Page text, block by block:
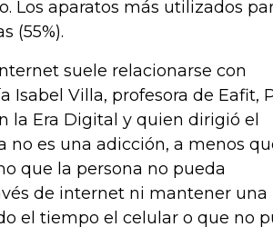
Los aparatos más utilizados
(55%).
suele relacionarse con
Isabel Villa, profesora de Eafit,
la Era Digital y quien dirigió el
no es una adicción, a menos
que la persona no pueda
de internet ni mantener una
el tiempo el celular o que no